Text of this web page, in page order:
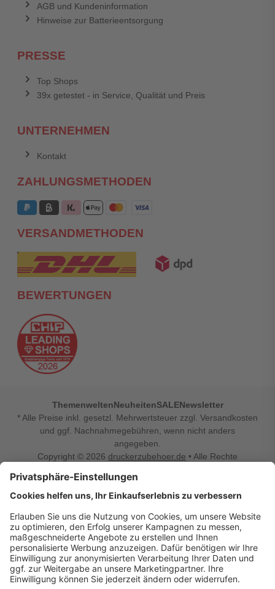
AGB und Kundeninformation
Hinweise zur Batterieentsorgung
PRESSE
Top Shops
39x getestet - in Service, Qualität und Preis
UNTERNEHMEN
Kontakt
ZAHLUNGSMETHODEN
VERSANDMETHODEN
BEWERTUNGEN
ThemenweltenNeuheitenSALENewsletter
* Alle Preise inkl. gesetzl. Mehrwertsteuer zzgl. Versandkosten
und ggf. Nachnahmegebühren, wenn nicht anders
angegeben.
Copyright © 2026 druckerzubehoer.de • Alle Rechte
Vertrag widerrufen
Druckerzubehoer.de – preiswerte Qualität für Ihr Office
Sie sind auf der Suche nach dem passenden Druckerzubehör
oder Zubehör für das Büro, den Computer oder Ihr
Smartphone? Dann sind Sie bei Druckerzubehoer.de genau
richtig! Unser breites Sortiment bietet unter anderem Tinte
und Toner für alle gängigen Druckermodelle – großer sowie
kleiner Hersteller. Zugleich sind wir Ihr Online Fachhandel für